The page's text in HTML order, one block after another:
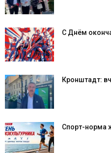
С Днём
Кронштадт:
Спорт-норма